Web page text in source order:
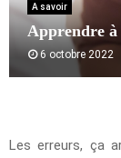
A savoir
Apprendre à
6 octobre 2022
Les erreurs, ça